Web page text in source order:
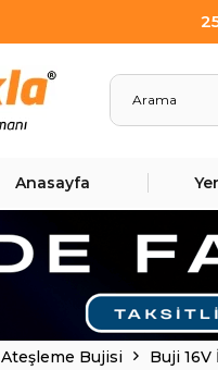
Anasayfa
Ateşleme Bujisi Buji